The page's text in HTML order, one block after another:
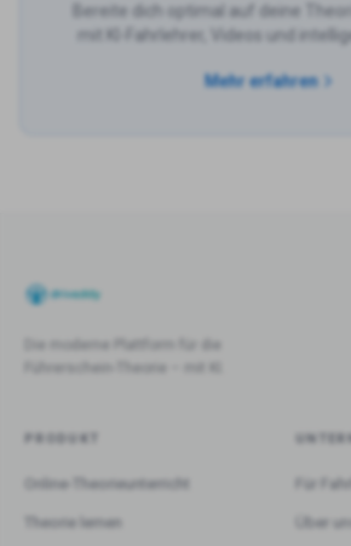
Bereite dich optimal auf deine
mit KI-Fahrlehrer, Videos und
Mehr erfahren
PRODUKT
Online-Theorieunterricht
Theorie lernen
Für
Über